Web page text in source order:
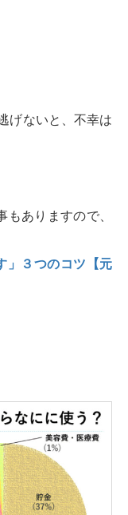
げないと、不幸は
もありますので、
」３つのコツ【元